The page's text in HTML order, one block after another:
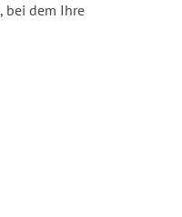
, bei dem Ihre